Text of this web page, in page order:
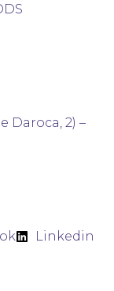
Daroca, 2) –
Linkedin